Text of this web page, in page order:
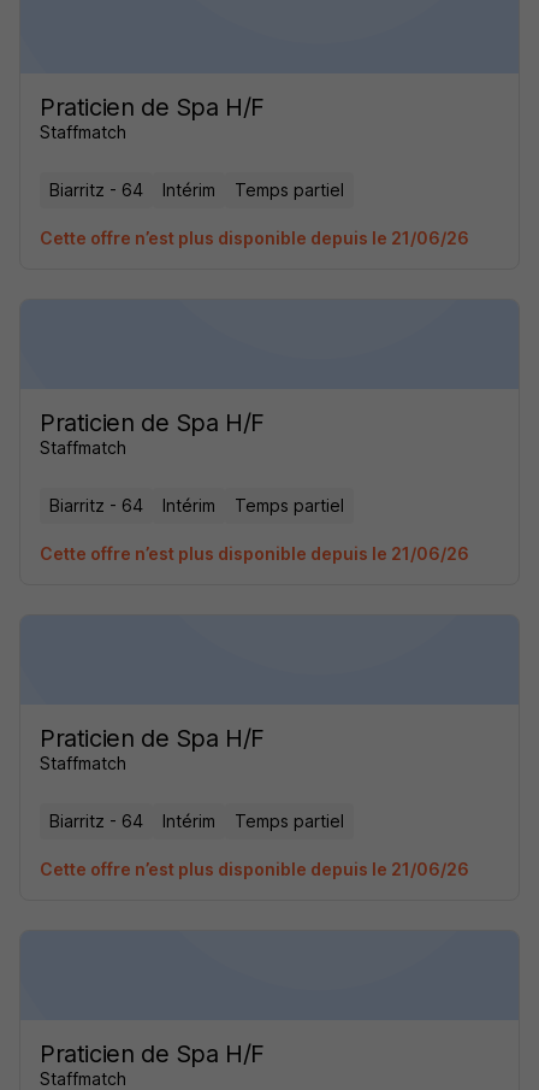
Praticien de Spa H/F
Staffmatch
Biarritz - 64 Intérim Temps partiel
Cette offre n’est plus disponible depuis le 21/06/26
Praticien de Spa H/F
Staffmatch
Biarritz - 64 Intérim Temps partiel
Cette offre n’est plus disponible depuis le 21/06/26
Praticien de Spa H/F
Staffmatch
Biarritz - 64 Intérim Temps partiel
Cette offre n’est plus disponible depuis le 21/06/26
Praticien de Spa H/F
Staffmatch